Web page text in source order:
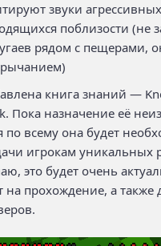
звуки
поблизости (не
рядом с пещерами,
рычанием)
книга знаний —
Пока назначение её
по всему она будет
игрокам уникальных
это будет очень
на прохождение, а также